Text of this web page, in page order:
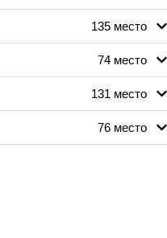
135 место
74 место
131 место
76 место